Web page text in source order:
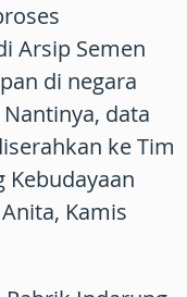
Arsip Semen
di negara
data
ke Tim
Kebudayaan
Kamis